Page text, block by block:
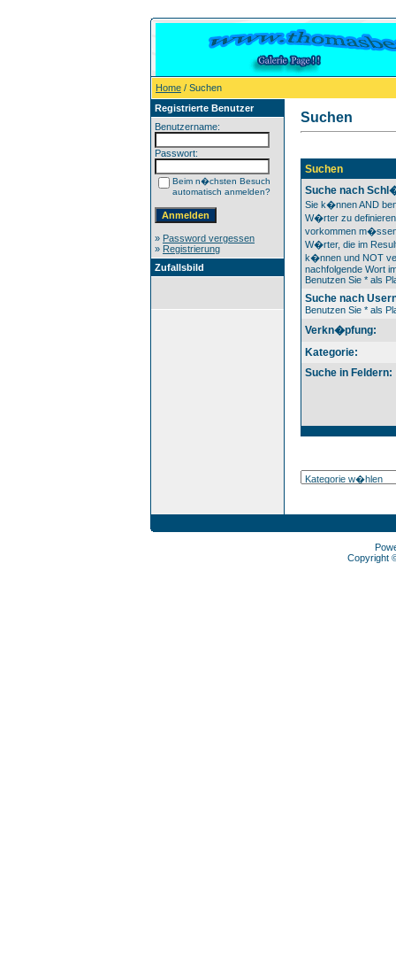
Home / Suchen
Registrierte Benutzer
Benutzername:
Passwort:
Beim n�chsten Besuch
automatisch anmelden?
» Password vergessen
» Registrierung
Zufallsbild
Suchen
Suchen
Suche nach
Sie k�nnen AND
W�rter zu
vorkommen
W�rter, die im
k�nnen und NOT
nachfolgende Wort
Benutzen Sie * als
Suche nach
Benutzen Sie * als
Verkn�pfung:
Kategorie:
Suche in Feldern:
Copyright